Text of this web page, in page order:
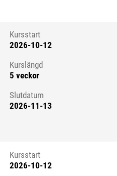
Kursstart 6294125
Kursstart
2026-10-12
Kurslängd
5 veckor
Slutdatum
2026-11-13
Kursstart 6059593
Kursstart
2026-10-12